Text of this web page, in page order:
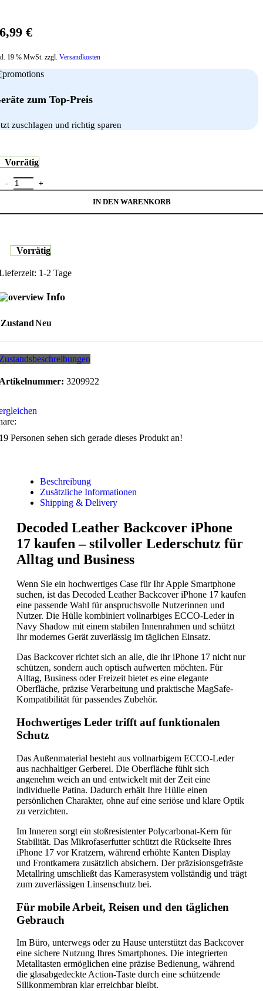
€
19 % MwSt. zzgl. Versandkosten
zum Top-Preis
zuschlagen und richtig sparen
Vorrätig
Leather Backcover iPhone 17 Navy Shadow Menge
IN DEN WARENKORB
Vorrätig
1-2 Tage
Info
ZustandNeu
3209922
Personen sehen sich gerade dieses Produkt an!
Beschreibung
Zusätzliche Informationen
Shipping & Delivery
Decoded Leather Backcover iPhone
17 kaufen – stilvoller Lederschutz für
Alltag und Business
Wenn Sie ein hochwertiges Case für Ihr Apple Smartphone
suchen, ist das Decoded Leather Backcover iPhone 17 kaufen
eine passende Wahl für anspruchsvolle Nutzerinnen und
Nutzer. Die Hülle kombiniert vollnarbiges ECCO-Leder in
Navy Shadow mit einem stabilen Innenrahmen und schützt
Ihr modernes Gerät zuverlässig im täglichen Einsatz.
Das Backcover richtet sich an alle, die ihr iPhone 17 nicht nur
schützen, sondern auch optisch aufwerten möchten. Für
Alltag, Business oder Freizeit bietet es eine elegante
Oberfläche, präzise Verarbeitung und praktische MagSafe-
Kompatibilität für passendes Zubehör.
Hochwertiges Leder trifft auf funktionalen
Schutz
Das Außenmaterial besteht aus vollnarbigem ECCO-Leder
aus nachhaltiger Gerberei. Die Oberfläche fühlt sich
angenehm weich an und entwickelt mit der Zeit eine
individuelle Patina. Dadurch erhält Ihre Hülle einen
persönlichen Charakter, ohne auf eine seriöse und klare Optik
zu verzichten.
Im Inneren sorgt ein stoßresistenter Polycarbonat-Kern für
Stabilität. Das Mikrofaserfutter schützt die Rückseite Ihres
iPhone 17 vor Kratzern, während erhöhte Kanten Display
und Frontkamera zusätzlich absichern. Der präzisionsgefräste
Metallring umschließt das Kamerasystem vollständig und trägt
zum zuverlässigen Linsenschutz bei.
Für mobile Arbeit, Reisen und den täglichen
Gebrauch
Im Büro, unterwegs oder zu Hause unterstützt das Backcover
eine sichere Nutzung Ihres Smartphones. Die integrierten
Metalltasten ermöglichen eine präzise Bedienung, während
die glasabgedeckte Action-Taste durch eine schützende
Silikonmembran klar erreichbar bleibt.